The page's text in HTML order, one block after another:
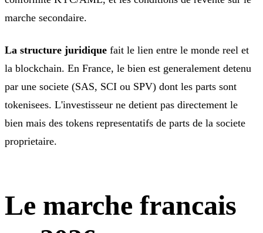
marche secondaire.
La structure juridique fait le lien entre le monde reel et
la blockchain. En France, le bien est generalement detenu
par une societe (SAS, SCI ou SPV) dont les parts sont
tokenisees. L'investisseur ne detient pas directement le
bien mais des tokens representatifs de parts de la societe
proprietaire.
Le marche francais